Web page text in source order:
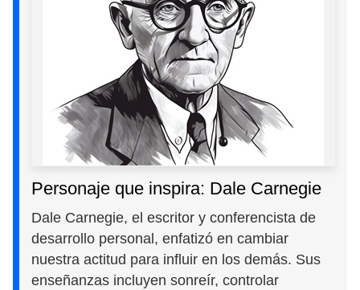
Personaje que inspira: Dale Carnegie
Dale Carnegie, el escritor y conferencista de
desarrollo personal, enfatizó en cambiar
nuestra actitud para influir en los demás. Sus
enseñanzas incluyen sonreír, controlar